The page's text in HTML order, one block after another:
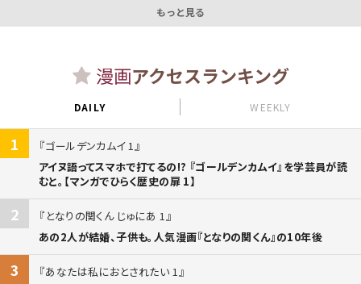
もっと見る
漫画アクセスランキング
DAILY WEEKLY
1
ゴールデンカムイ 1
アイヌ語ってスマホで打てるの!? 『ゴールデンカムイ』を学芸員が読
むと。【マンガでひらく歴史の扉 1】
2
となりの関くん じゅにあ 1
あの2人が結婚、子供も。人気漫画『となりの関くん』の10年後
3
あなたは私におとされたい 1